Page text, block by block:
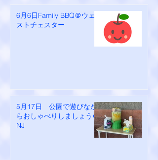
6月6日Family BBQ＠ウェ
ストチェスター
5月17日 公園で遊びなが
らおしゃべりしましょう＠
NJ